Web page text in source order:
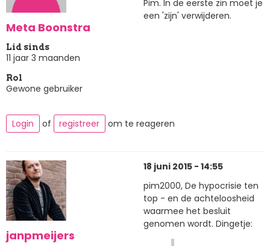
Meta Boonstra
Lid sinds
11 jaar 3 maanden
Rol
Gewone gebruiker
Pim. In de eerste zin moet je
een 'zijn' verwijderen.
Login of registreer om te reageren
janpmeijers
18 juni 2015 - 14:55
pim2000, De hypocrisie ten
top - en de achteloosheid
waarmee het besluit
genomen wordt. Dingetje: